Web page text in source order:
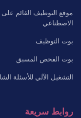
موقع التوظيف القائم على
الاصطناعي
بوت التوظيف
بوت الفحص المسبق
التشغيل الآلي للأسئلة
روابط سريعة